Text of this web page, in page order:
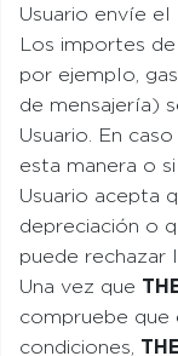
Usuario envíe el
Los importes
por ejemplo,
de mensajería)
Usuario. En
esta manera o
Usuario acepta
depreciación o
puede rechazar
Una vez que
compruebe que
condiciones,